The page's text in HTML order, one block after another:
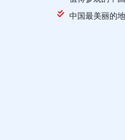
中国最美丽的